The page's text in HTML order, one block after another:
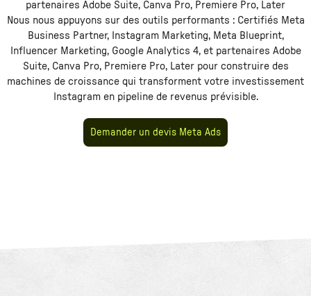
partenaires Adobe Suite, Canva Pro, Premiere Pro, Later
Nous nous appuyons sur des outils performants : Certifiés Meta
Business Partner, Instagram Marketing, Meta Blueprint,
Influencer Marketing, Google Analytics 4, et partenaires Adobe
Suite, Canva Pro, Premiere Pro, Laterpour construire des
machines de croissance qui transforment votre investissement
Instagramen pipeline de revenus prévisible.
Demander un devis Meta Ads